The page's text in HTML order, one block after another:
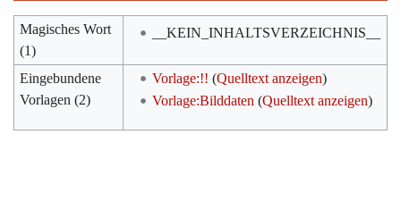
Magisches Wort
(1)
__KEIN_INHALTSVERZEICHNIS__
Eingebundene
Vorlagen (2)
Vorlage:!! (Quelltext anzeigen)
Vorlage:Bilddaten (Quelltext anzeigen)